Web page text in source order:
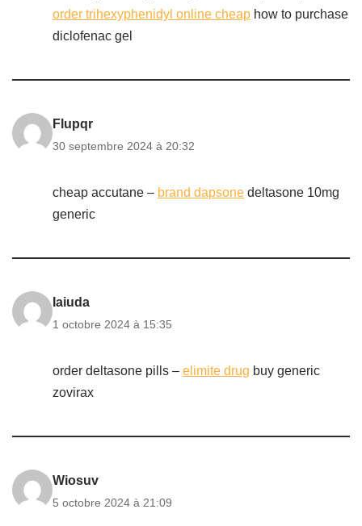
order trihexyphenidyl online cheap how to purchase
diclofenac gel
Flupqr
30 septembre 2024 à 20:32
cheap accutane – brand dapsone deltasone 10mg
generic
Iaiuda
1 octobre 2024 à 15:35
order deltasone pills – elimite drug buy generic
zovirax
Wiosuv
5 octobre 2024 à 21:09